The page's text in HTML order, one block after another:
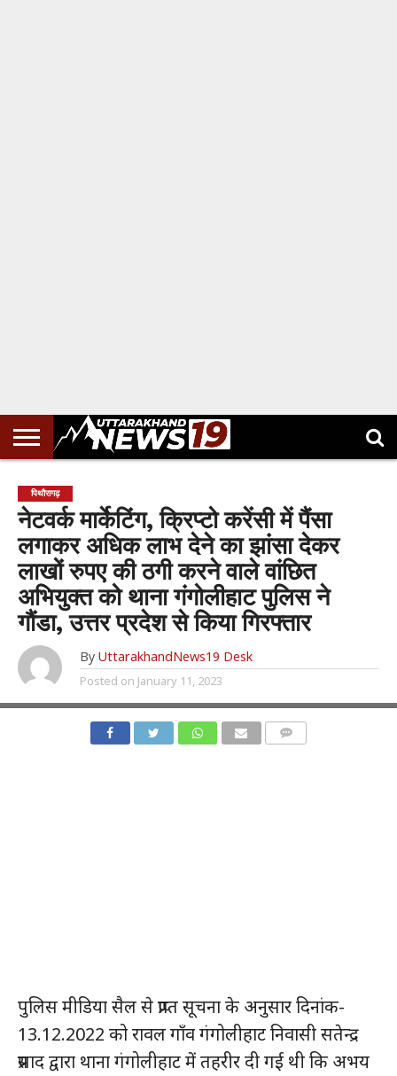
पिथौरागढ़
नेटवर्क मार्केटिंग, क्रिप्टो करेंसी में पैंसा
लगाकर अधिक लाभ देने का झांसा देकर
लाखों रुपए की ठगी करने वाले वांछित
अभियुक्त को थाना गंगोलीहाट पुलिस ने
गौंडा, उत्तर प्रदेश से किया गिरफ्तार
By UttarakhandNews19 Desk
Posted on January 11, 2023
पुलिस मीडिया सैल से प्राप्त सूचना के अनुसार दिनांक-
13.12.2022 को रावल गाँव गंगोलीहाट निवासी सतेन्द्र
प्रसाद द्वारा थाना गंगोलीहाट में तहरीर दी गई थी कि अभय